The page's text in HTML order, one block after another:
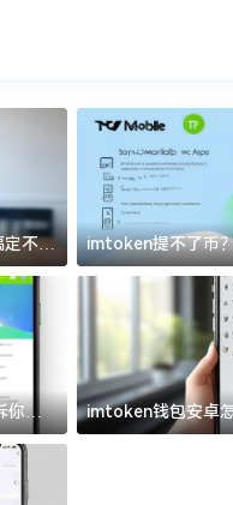
不踩
imtoken提不了币
你门
imtoken钱包安卓